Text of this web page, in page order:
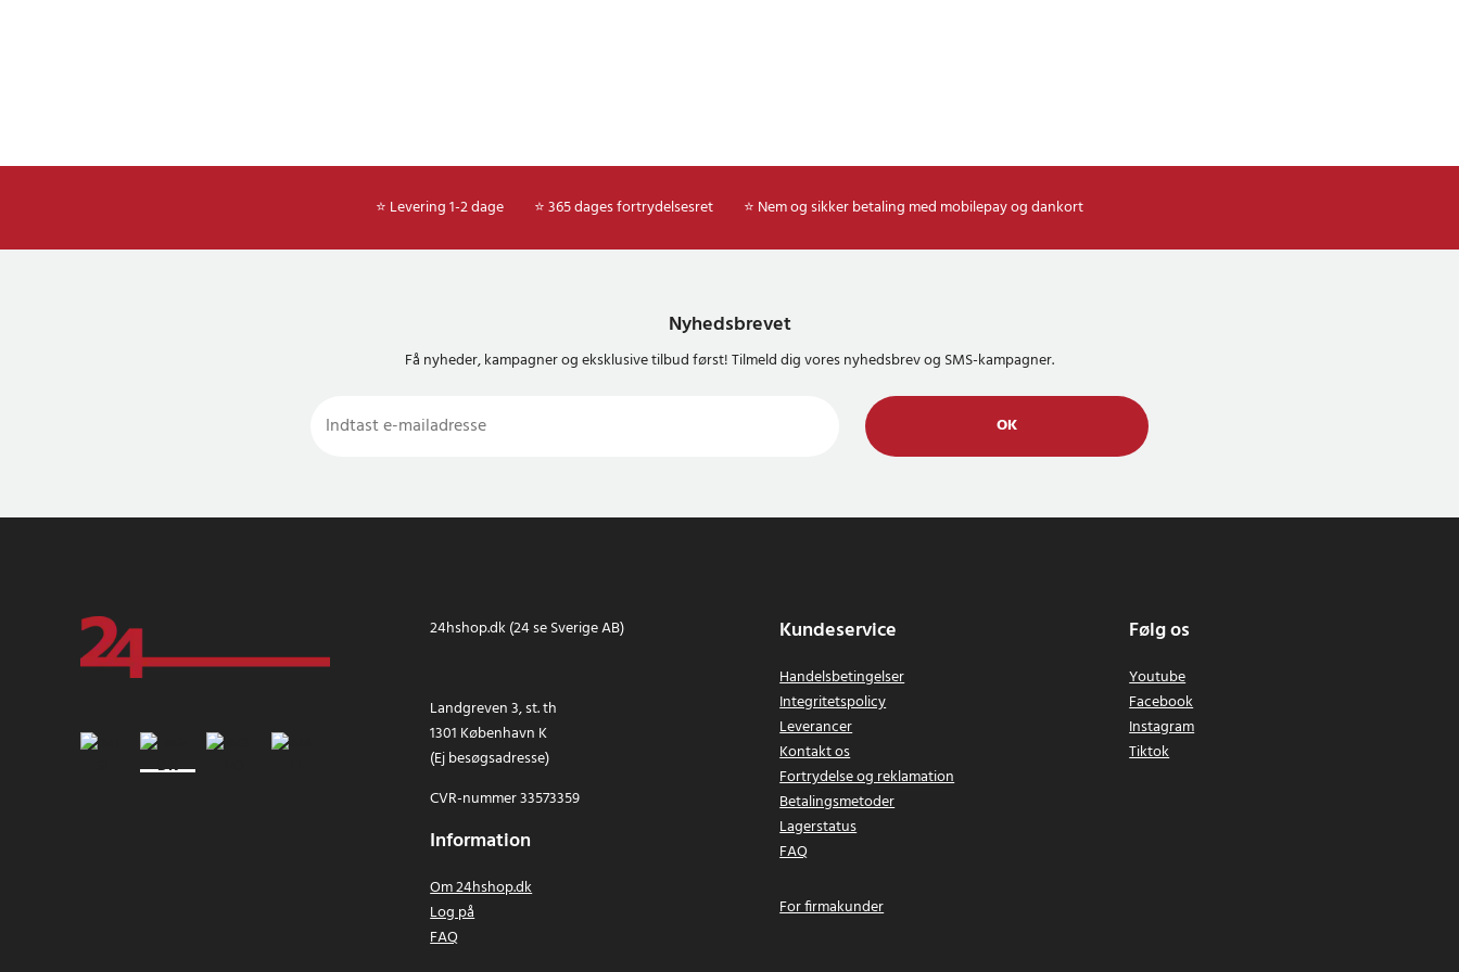
Android Auto-adapter, USB-A til USB-C-adapter,
⭐ Levering 1-2 dage ⭐ 365 dages fortrydelsesret ⭐ Nem og sikker betaling med mobilepay og dankort
Nyhedsbrevet
Få nyheder, kampagner og eksklusive tilbud først! Tilmeld dig vores nyhedsbrev og SMS-kampagner.
OK
24hshop.dk (24 se Sverige AB)
Landgreven 3, st. th
1301 København K
(Ej besøgsadresse)
CVR-nummer 33573359
Information
Om 24hshop.dk
Log på
FAQ
Kundeservice
Handelsbetingelser
Integritetspolicy
Leverancer
Kontakt os
Fortrydelse og reklamation
Betalingsmetoder
Lagerstatus
FAQ
For firmakunder
Følg os
Youtube
Facebook
Instagram
Tiktok